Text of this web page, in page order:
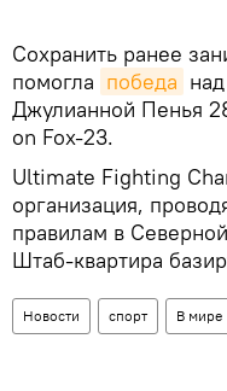
Сохранить ранее
помогла победа
Джулианной Пенья
on Fox-23.
Ultimate Fighting
организация,
правилам в
Штаб-квартира
Новости спорт В мире